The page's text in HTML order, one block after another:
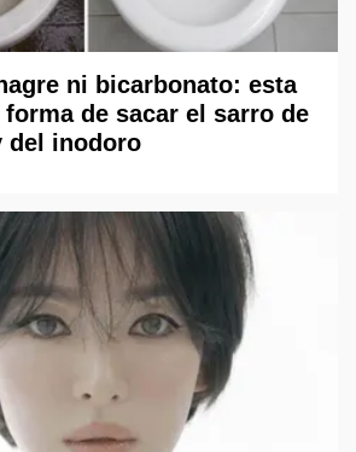
ni bicarbonato: esta
forma de sacar el sarro de
del inodoro